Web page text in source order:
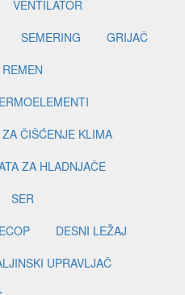
VENTILATOR
SEMERING
GRIJAČ
REMEN
ČIŠĆENJE KLIMA
ZA HLADNJAČE
SER
DESNI LEŽAJ
UPRAVLJAČ